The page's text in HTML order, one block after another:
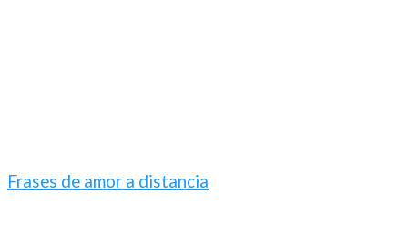
Frases de amor a distancia